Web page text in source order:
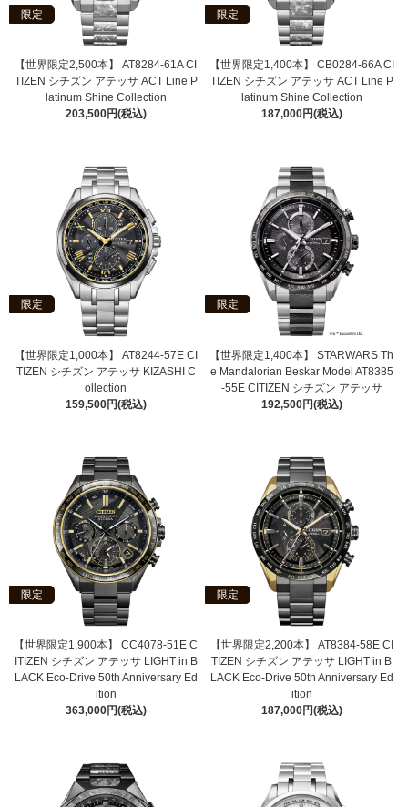
限定
【世界限定2,500本】 AT8284-61A CI
TIZEN シチズン アテッサ ACT Line P
latinum Shine Collection
203,500円(税込)
限定
【世界限定1,400本】 CB0284-66A CI
TIZEN シチズン アテッサ ACT Line P
latinum Shine Collection
187,000円(税込)
限定
【世界限定1,000本】 AT8244-57E CI
TIZEN シチズン アテッサ KIZASHI C
ollection
159,500円(税込)
限定
【世界限定1,400本】 STARWARS Th
e Mandalorian Beskar Model AT8385
-55E CITIZEN シチズン アテッサ
192,500円(税込)
限定
【世界限定1,900本】 CC4078-51E C
ITIZEN シチズン アテッサ LIGHT in B
LACK Eco-Drive 50th Anniversary Ed
ition
363,000円(税込)
限定
【世界限定2,200本】 AT8384-58E CI
TIZEN シチズン アテッサ LIGHT in B
LACK Eco-Drive 50th Anniversary Ed
ition
187,000円(税込)